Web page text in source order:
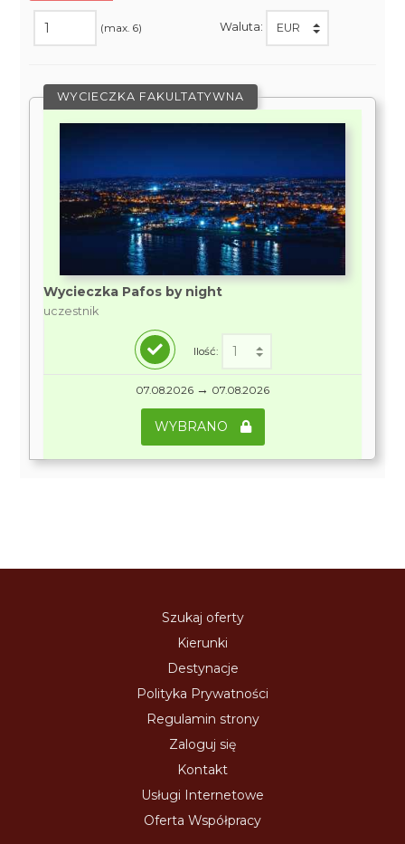
(max. 6) Waluta:
WYCIECZKA FAKULTATYWNA
Wycieczka Pafos by night
uczestnik
Ilość:
07.08.2026 → 07.08.2026
WYBRANO
Szukaj oferty
Kierunki
Destynacje
Polityka Prywatności
Regulamin strony
Zaloguj się
Kontakt
Usługi Internetowe
Oferta Współpracy